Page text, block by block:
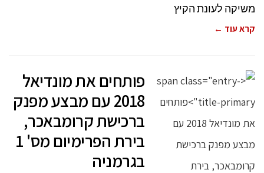
משיקה לעונת הקיץ
קרא עוד ←
פותחים את מונדיאל
2018 עם מבצע מפנק
ברכישת קרומבאכר,
בירת הפרימיום מס' 1
בגרמניה